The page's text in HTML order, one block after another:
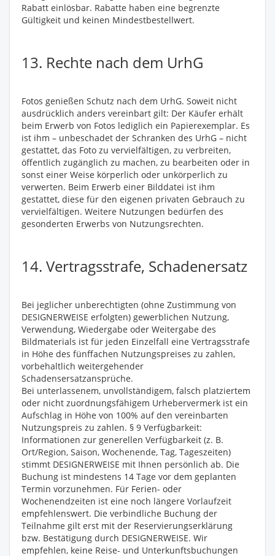
Rabatt einlösbar. Rabatte haben eine begrenzte
Gültigkeit und keinen Mindestbestellwert.
13. Rechte nach dem UrhG
Fotos genießen Schutz nach dem UrhG. Soweit nicht
ausdrücklich anders vereinbart gilt: Der Käufer erhält
beim Erwerb von Fotos lediglich ein Papierexemplar. Es
ist ihm – unbeschadet der Schranken des UrhG – nicht
gestattet, das Foto zu vervielfältigen, zu verbreiten,
öffentlich zugänglich zu machen, zu bearbeiten oder in
sonst einer Weise körperlich oder unkörperlich zu
verwerten. Beim Erwerb einer Bilddatei ist ihm
gestattet, diese für den eigenen privaten Gebrauch zu
vervielfältigen. Weitere Nutzungen bedürfen des
gesonderten Erwerbs von Nutzungsrechten.
14. Vertragsstrafe, Schadenersatz
Bei jeglicher unberechtigten (ohne Zustimmung von
DESIGNERWEISE erfolgten) gewerblichen Nutzung,
Verwendung, Wiedergabe oder Weitergabe des
Bildmaterials ist für jeden Einzelfall eine Vertragsstrafe
in Höhe des fünffachen Nutzungspreises zu zahlen,
vorbehaltlich weitergehender
Schadensersatzansprüche.
Bei unterlassenem, unvollständigem, falsch platziertem
oder nicht zuordnungsfähigem Urhebervermerk ist ein
Aufschlag in Höhe von 100% auf den vereinbarten
Nutzungspreis zu zahlen. § 9 Verfügbarkeit:
Informationen zur generellen Verfügbarkeit (z. B.
Ort/Region, Saison, Wochenende, Tag, Tageszeiten)
stimmt DESIGNERWEISE mit Ihnen persönlich ab. Die
Buchung ist mindestens 14 Tage vor dem geplanten
Termin vorzunehmen. Für Ferien- oder
Wochenendzeiten ist eine noch längere Vorlaufzeit
empfehlenswert. Die verbindliche Buchung der
Teilnahme gilt erst mit der Reservierungserklärung
bzw. Bestätigung durch DESIGNERWEISE. Wir
empfehlen, keine Reise- und Unterkunftsbuchungen